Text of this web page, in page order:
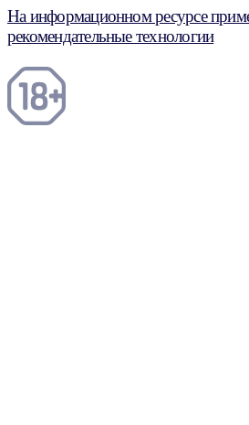
На информационном ресурсе
рекомендательные технологии